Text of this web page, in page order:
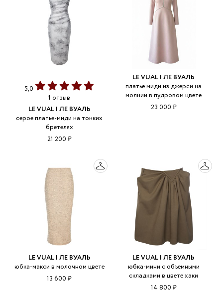
5,0
1 отзыв
LE VUAL | ЛЕ ВУАЛЬ
серое платье-миди на тонких
бретелях
21 200 ₽
LE VUAL | ЛЕ ВУАЛЬ
платье миди из джерси на
молнии в пудровом цвете
23 000 ₽
LE VUAL | ЛЕ ВУАЛЬ
юбка-макси в молочном цвете
13 600 ₽
LE VUAL | ЛЕ ВУАЛЬ
юбка-мини с объемными
складками в цвете хаки
14 800 ₽